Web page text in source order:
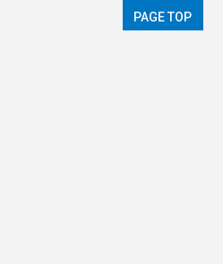
PAGE TOP